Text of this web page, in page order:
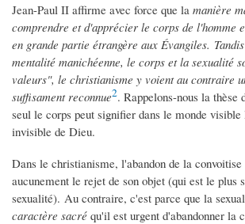
Jean-Paul II affirme avec force que la manière
comprendre et d'apprécier le corps de l'homme
en grande partie étrangère aux Évangiles.
mentalité manichéenne, le corps et la sexualité
valeurs", le christianisme y voient au contraire
suffisament reconnue2. Rappelons-nous la thèse
seul le corps peut signifier dans le monde
invisible de Dieu.
Dans le christianisme, l'abandon de la
aucunement le rejet de son objet (qui est le plus
sexualité). Au contraire, c'est parce que la
caractère sacré qu'il est urgent d'abandonner la